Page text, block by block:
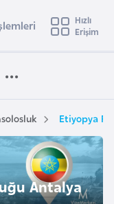
e
t
i
ş
Hızlı
Erişim
Etiyopya
Antalya